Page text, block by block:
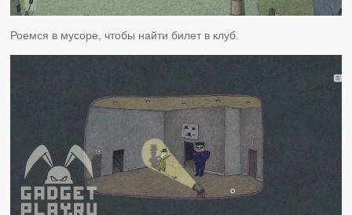
Роемся в мусоре, чтобы найти билет в клуб.